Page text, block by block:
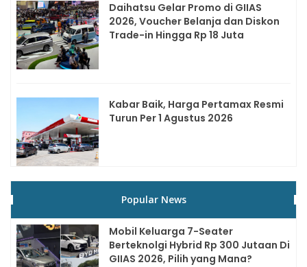
Daihatsu Gelar Promo di GIIAS
2026, Voucher Belanja dan Diskon
Trade-in Hingga Rp 18 Juta
Kabar Baik, Harga Pertamax Resmi
Turun Per 1 Agustus 2026
Popular News
Mobil Keluarga 7-Seater
Berteknolgi Hybrid Rp 300 Jutaan Di
GIIAS 2026, Pilih yang Mana?